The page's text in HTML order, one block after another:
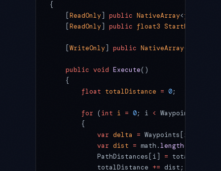
{
    [
ReadOnly ] public NativeArray<float3
    [
ReadOnly] public float3 StartPos
    [
WriteOnly ] public NativeArray<
    public
void Execute()
    {
        float
totalDistance = 0;
        for
(int i = 0; i <
        {
            var
delta = Waypoints[i
            var
dist = math.length(delta);
            PathDistances[i]
=
            totalDistance
+= dist;